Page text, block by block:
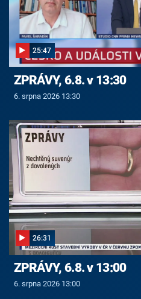
25:47
ZPRÁVY, 6.8. v 13:30
6. srpna 2026 13:30
26:31
ZPRÁVY, 6.8. v 13:00
6. srpna 2026 13:00